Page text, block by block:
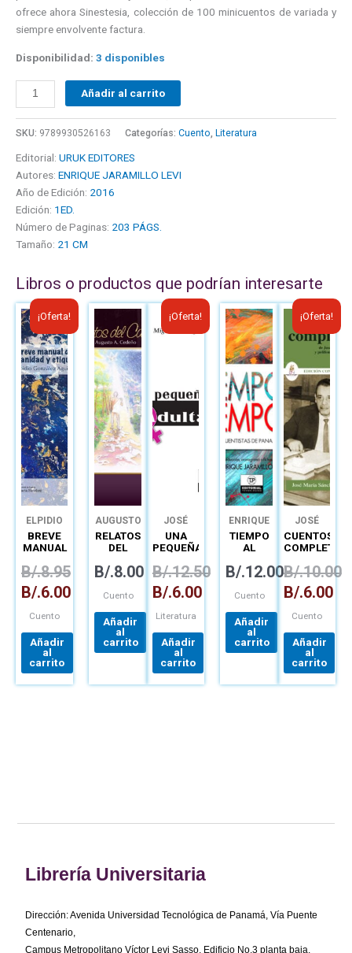
ofrece ahora Sinestesia, colección de 100 minicuentos de variada y
siempre envolvente factura.
Disponibilidad: 3 disponibles
Añadir al carrito
SKU: 9789930526163 Categorías: Cuento Literatura
Editorial: URUK EDITORES
Autores: ENRIQUE JARAMILLO LEVI
Año de Edición: 2016
Edición: 1ED.
Número de Paginas: 203 PÁGS.
Tamaño: 21 CM
Libros o productos que podrían interesarte
¡Oferta!
ELPIDIO
GONZÁLEZ
BREVE
MANUAL
URBANIDAD
ETIQUETA
B/.8.95
El
precio
original
era:
B/.8.95.
B/.6.00
El
precio
actual
es:
B/.6.00.
Cuento
Añadir
al
carrito
AUGUSTO
CEDEÑO
RELATOS
DEL
B/.8.00
Cuento
Añadir
al
carrito
¡Oferta!
JOSÉ
MIGUEL
MONTAGUE
UNA
PEQUEÑA
B/.12.50
precio
B/.12.50.
B/.6.00
El
precio
B/.6.00.
Literatura
Añadir
al
carrito
ENRIQUE
JARAMILO
LEVI
TIEMPO
AL
B/.12.00
Cuento
Añadir
al
carrito
¡Oferta!
JOSÉ
MARÍA
SÁNCHEZ
CUENTOS
COMPLETOS
POLIFONÍA
B/.10.00
El
precio
original
era:
B/.10.00.
B/.6.00
El
precio
actual
es:
B/
Cuento
Añadir
al
carrito
Librería Universitaria
Dirección: Avenida Universidad Tecnológica de Panamá, Vía Puente
Centenario,
Campus Metropolitano Víctor Levi Sasso, Edificio No.3 planta baja.